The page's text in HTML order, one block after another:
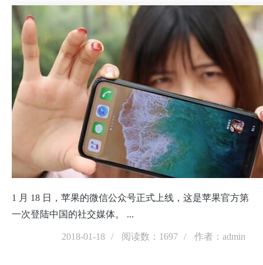
1 月 18 日，苹果的微信公众号正式上线，这是苹果官方第
一次登陆中国的社交媒体。 ...
2018-01-18 阅读数：1697 作者：admin